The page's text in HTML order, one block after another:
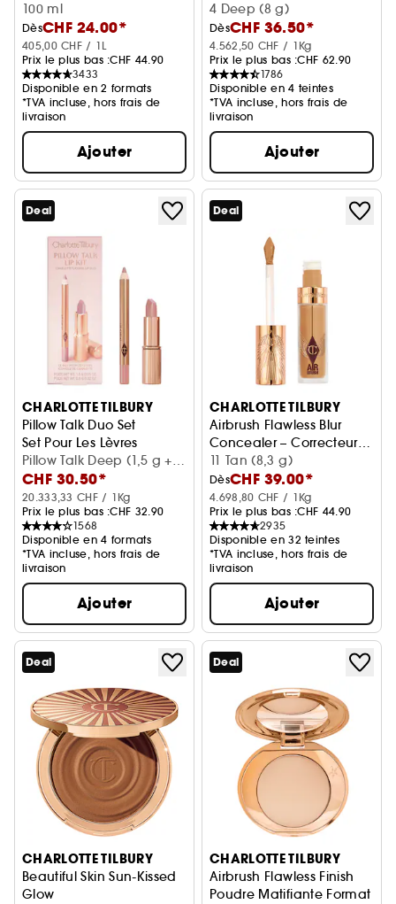
Spray fixateur maquillage
100 ml
DèsCHF 24.00*
405,00 CHF / 1L
Prix le plus bas :CHF 44.90
3433
Disponible en 2 formats
*TVA incluse, hors frais de
livraison
Ajouter
4 Deep (8 g)
DèsCHF 36.50*
4.562,50 CHF / 1Kg
Prix le plus bas :CHF 62.90
1786
Disponible en 4 teintes
*TVA incluse, hors frais de
livraison
Ajouter
Deal
CHARLOTTE TILBURY
Pillow Talk Duo Set
Set Pour Les Lèvres
Pillow Talk Deep (1,5 g +
0,8 g)
CHF 30.50*
20.333,33 CHF / 1Kg
Prix le plus bas :CHF 32.90
1568
Disponible en 4 formats
*TVA incluse, hors frais de
livraison
Ajouter
Deal
CHARLOTTE TILBURY
Airbrush Flawless Blur
Concealer – Correcteur
hydratant longue durée
11 Tan (8,3 g)
DèsCHF 39.00*
4.698,80 CHF / 1Kg
Prix le plus bas :CHF 44.90
2935
Disponible en 32 teintes
*TVA incluse, hors frais de
livraison
Ajouter
Deal
CHARLOTTE TILBURY
Beautiful Skin Sun-Kissed
Glow
Deal
CHARLOTTE TILBURY
Airbrush Flawless Finish
Poudre Matifiante Format